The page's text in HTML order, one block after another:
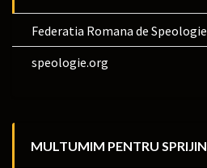
Federatia Romana de Speologie
speologie.org
MULTUMIM PENTRU SPRIJIN